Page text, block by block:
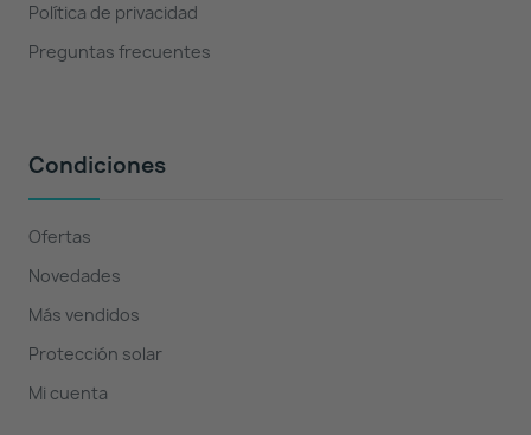
Política de privacidad
Preguntas frecuentes
Condiciones
Ofertas
Novedades
Más vendidos
Protección solar
Mi cuenta